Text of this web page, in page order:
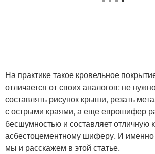
На практике такое кровельное
отличается от своих аналогов: не
составлять рисунок крыши, резать
с острыми краями, а еще еврошифер
бесшумностью и составляет отличную
асбестоцементному шиферу. И именно
мы и расскажем в этой статье.